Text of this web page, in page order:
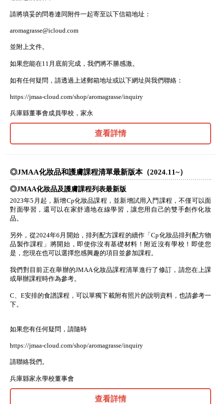
請將填妥的問卷連同附件一起寄至以下信箱地址：
aromagrasse@icloud.com
並附上文件。
如果您能在11月底前完成，我們將不勝感激。
如有任何疑問，請透過上述郵箱地址或以下網址與我們聯絡：
https://jmaa-cloud.com/shop/aromagrasse/inquiry
兵庫縣董事會成員學校，家永
查看詳情
◎JMAA化妝品和護膚課程清單最新版本（2024.11~）
◎JMAA化妝品及護膚課程列表最新版
2023年5月起，新增Cp化妝品課程，並新增試用入門課程，不僅可以面
對面學習，還可以在家舒適地在線學習，讓您用自己的雙手創作化妝
品。
另外，從2024年6月開始，排列配方課程的續作「Cp化妝品排列配方物
品製作課程」將開始，即使你沒有基礎材料！附近沒有學校！即使您
是，您現在也可以選擇您感興趣的項目並參加課程。
我們對目前正在舉辦的JMAA化妝品課程清單進行了修訂，請您在上課
或舉辦課程時作為參考。
C、E安排的食譜課程，可以單獨下載附有照片的說明資料，也請參考一
下。
如果您有任何疑問，請隨時
https://jmaa-cloud.com/shop/aromagrasse/inquiry
請聯絡我們。
兵庫縣家永學校董事會
查看詳情